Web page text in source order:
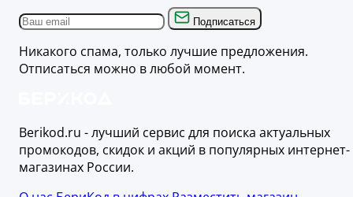
Подписаться
Никакого спама, только лучшие предложения.
Отписаться можно в любой момент.
Berikod.ru - лучший сервис для поиска актуальных
промокодов, скидок и акций в популярных интернет-
магазинах России.